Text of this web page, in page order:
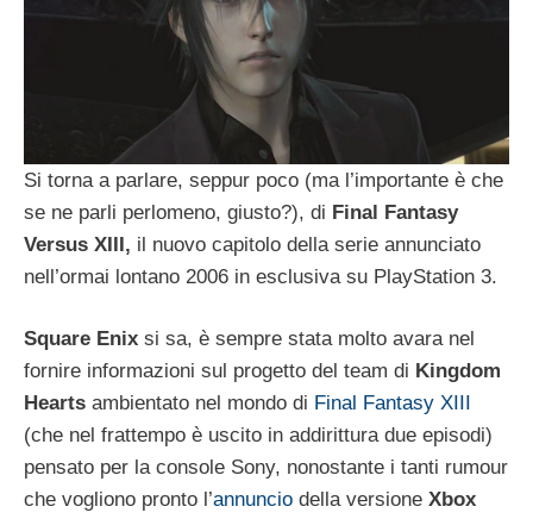
Si torna a parlare, seppur poco (ma l’importante è che
se ne parli perlomeno, giusto?), di Final Fantasy
Versus XIII, il nuovo capitolo della serie annunciato
nell’ormai lontano 2006 in esclusiva su PlayStation 3.
Square Enix si sa, è sempre stata molto avara nel
fornire informazioni sul progetto del team di Kingdom
Hearts ambientato nel mondo di Final Fantasy XIII
(che nel frattempo è uscito in addirittura due episodi)
pensato per la console Sony, nonostante i tanti rumour
che vogliono pronto l’annuncio della versione Xbox